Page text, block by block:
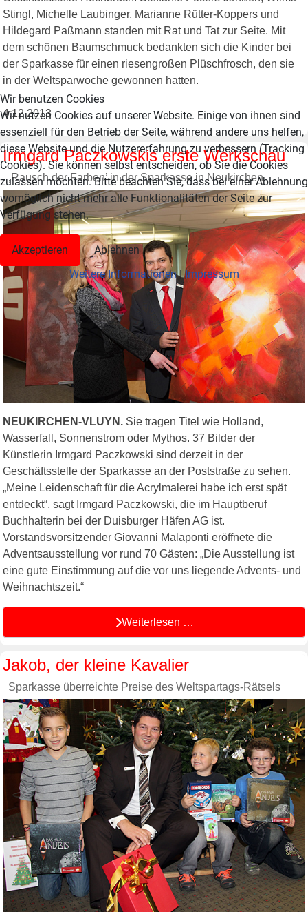
Stingl, Michelle Laubinger, Marianne Rütter-Koppers und
Hildegard Paßmann standen mit Rat und Tat zur Seite. Mit
dem schönen Baumschmuck bedankten sich die Kinder bei
der Sparkasse für einen riesengroßen Plüschfrosch, den sie
in der Weltsparwoche gewonnen hatten.
4.12.2013
Irmgard Paczkowskis erste Werkschau
‚Rausch der Farben’ in der Sparkasse in Neukirchen
NEUKIRCHEN-VLUYN. Sie tragen Titel wie Holland,
Wasserfall, Sonnenstrom oder Mythos. 37 Bilder der
Künstlerin Irmgard Paczkowski sind derzeit in der
Geschäftsstelle der Sparkasse an der Poststraße zu sehen.
„Meine Leidenschaft für die Acrylmalerei habe ich erst spät
entdeckt“, sagt Irmgard Paczkowski, die im Hauptberuf
Buchhalterin bei der Duisburger Häfen AG ist.
Vorstandsvorsitzender Giovanni Malaponti eröffnete die
Adventsausstellung vor rund 70 Gästen: „Die Ausstellung ist
eine gute Einstimmung auf die vor uns liegende Advents- und
Weihnachtszeit.“
Weiterlesen …
Jakob, der kleine Kavalier
Sparkasse überreichte Preise des Weltspartags-Rätsels
Wir benutzen Cookies
Wir nutzen Cookies auf unserer Website. Einige von ihnen sind
essenziell für den Betrieb der Seite, während andere uns helfen,
diese Website und die Nutzererfahrung zu verbessern (Tracking
Cookies). Sie können selbst entscheiden, ob Sie die Cookies
zulassen möchten. Bitte beachten Sie, dass bei einer Ablehnung
womöglich nicht mehr alle Funktionalitäten der Seite zur
Verfügung stehen.
Akzeptieren
Ablehnen
Weitere Informationen|Impressum